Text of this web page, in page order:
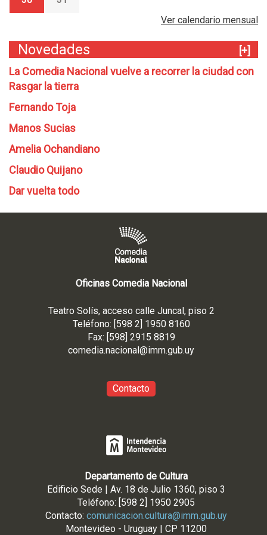
Ver calendario mensual
Novedades
[+]
La Comedia Nacional vuelve a recorrer la ciudad con
Rasgar la tierra
Fernando Toja
Manos Sucias
Amelia Ochandiano
Claudio Quijano
Dar vuelta todo
Oficinas Comedia Nacional
Teatro Solís, acceso calle Juncal, piso 2
Teléfono: [598 2] 1950 8160
Fax: [598] 2915 8819
comedia.nacional@imm.gub.uy
Contacto
Departamento de Cultura
Edificio Sede | Av. 18 de Julio 1360, piso 3
Teléfono: [598 2] 1950 2905
Contacto: comunicacion.cultura@imm.gub.uy
Montevideo - Uruguay | CP 11200